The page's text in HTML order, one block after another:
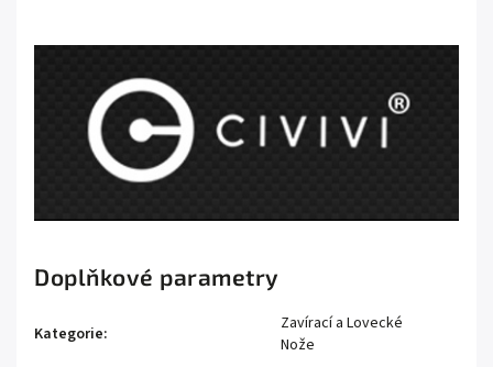
Doplňkové parametry
Kategorie:
Zavírací a Lovecké
Nože